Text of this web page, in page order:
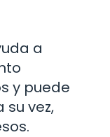
a
y puede
vez,